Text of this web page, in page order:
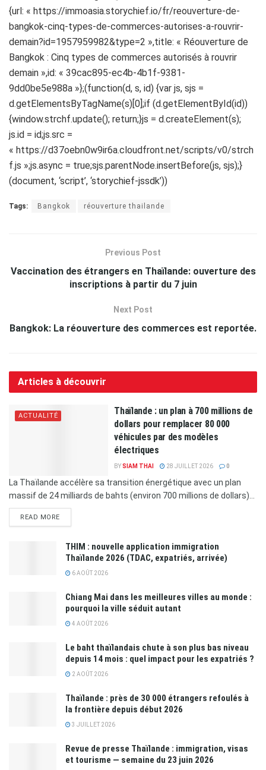
{url: « https://immoasia.storychief.io/fr/reouverture-de-
bangkok-cinq-types-de-commerces-autorises-a-rouvrir-
demain?id=1957959982&type=2 »,title: « Réouverture de
Bangkok : Cinq types de commerces autorisés à rouvrir
demain »,id: « 39cac895-ec4b-4b1f-9381-
9dd0be5e988a »};(function(d, s, id) {var js, sjs =
d.getElementsByTagName(s)[0];if (d.getElementById(id))
{window.strchf.update(); return;}js = d.createElement(s);
js.id = id;js.src =
« https://d37oebn0w9ir6a.cloudfront.net/scripts/v0/strch
f.js »;js.async = true;sjs.parentNode.insertBefore(js, sjs);}
(document, ‘script’, ‘storychief-jssdk’))
Tags: Bangkok réouverture thailande
Previous Post
Vaccination des étrangers en Thaïlande: ouverture des
inscriptions à partir du 7 juin
Next Post
Bangkok: La réouverture des commerces est reportée.
Articles à découvrir
ACTUALITÉ
Thaïlande : un plan à 700 millions de
dollars pour remplacer 80 000
véhicules par des modèles
électriques
BYSIAM THAI 28 JUILLET 2026 0
La Thaïlande accélère sa transition énergétique avec un plan
massif de 24 milliards de bahts (environ 700 millions de dollars)...
READ MORE
THIM : nouvelle application immigration
Thaïlande 2026 (TDAC, expatriés, arrivée)
6 AOÛT 2026
Chiang Mai dans les meilleures villes au monde :
pourquoi la ville séduit autant
4 AOÛT 2026
Le baht thaïlandais chute à son plus bas niveau
depuis 14 mois : quel impact pour les expatriés ?
2 AOÛT 2026
Thaïlande : près de 30 000 étrangers refoulés à
la frontière depuis début 2026
3 JUILLET 2026
Revue de presse Thaïlande : immigration, visas
et tourisme — semaine du 23 juin 2026